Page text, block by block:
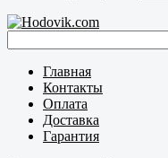
Главная
Контакты
Оплата
Доставка
Гарантия